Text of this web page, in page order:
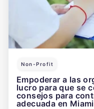
Non-Profit
Empoderar a las
lucro para que se
consejos para
adecuada en Miami